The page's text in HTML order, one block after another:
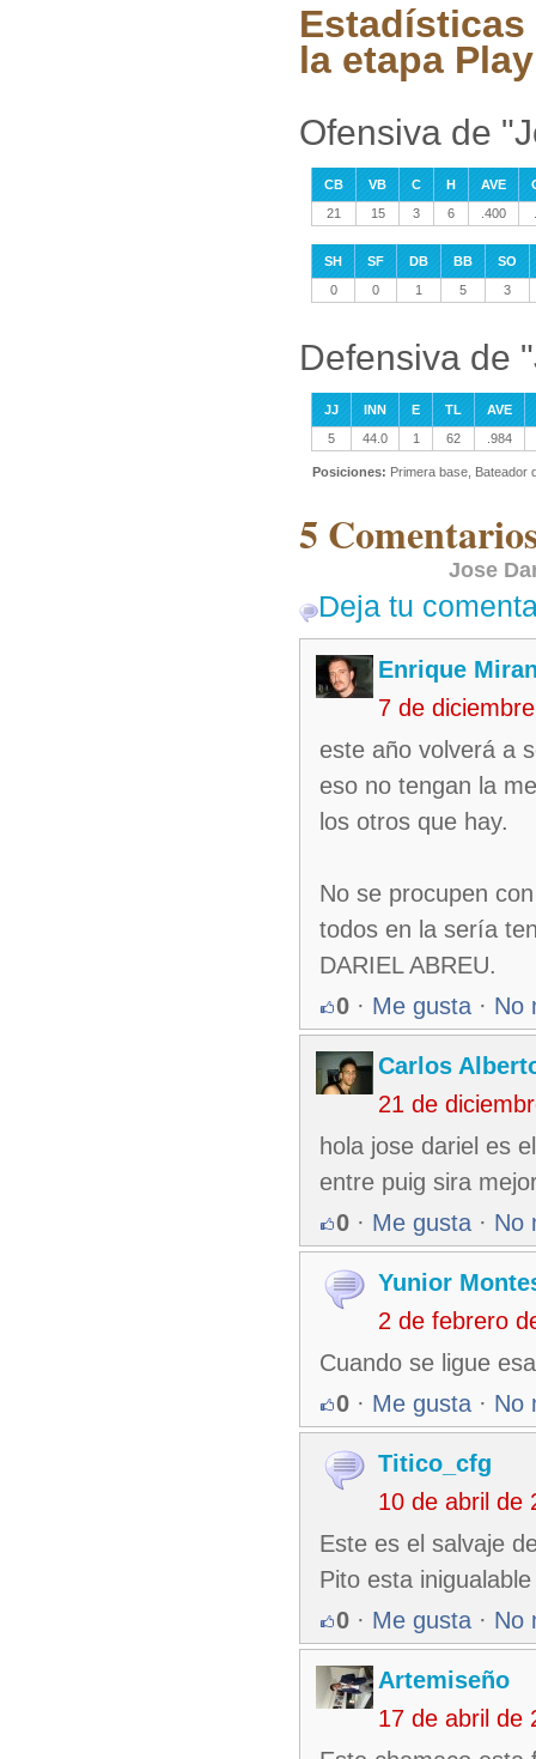
Estadísticas
la etapa
Ofensiva de
CB VB C H AVE
21
15 3 6 .400
SH SF DB BB
SO
0
0 1 5 3
Defensiva de
JJ INN E TL
AVE
5
44.0 1 62 .984
Posiciones: Primera base, Bateador
5
Jose
Deja tu
Enrique
7 de
este año volverá a
eso no tengan la
los otros que hay.
No se procupen
todos en la sería
DARIEL ABREU.
0 · Me gusta · No
Carlos
21 de
hola jose dariel es
entre puig sira
0 · Me gusta · No
Yunior
2 de febrero
Cuando se ligue
0 · Me gusta · No
Titico_cfg
10 de abril de
Este es el salvaje
Pito esta
0 · Me gusta · No
Artemiseño
17 de abril de